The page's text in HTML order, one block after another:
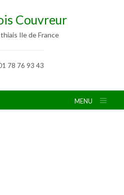
Couvreur
Ile de France
78 76 93 43
MENU